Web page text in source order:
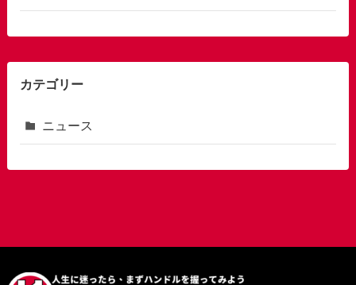
カテゴリー
ニュース